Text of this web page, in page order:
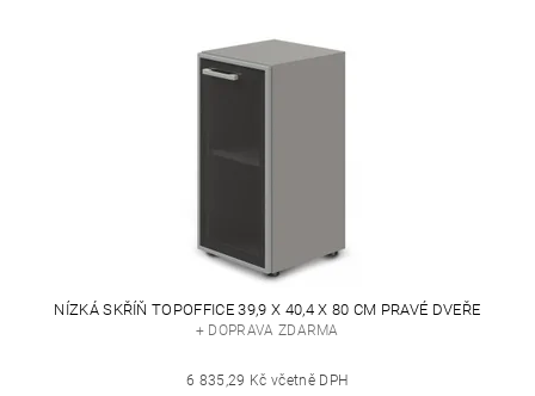
NÍZKÁ SKŘÍŇ TOPOFFICE 39,9 X 40,4 X 80 CM PRAVÉ DVEŘE
+ DOPRAVA ZDARMA
6 835,29 Kč včetně DPH